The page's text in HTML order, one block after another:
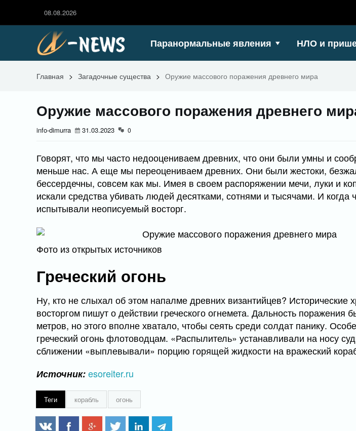
08.08.2026
Паранормальные явления НЛО и
Главная > Загадочные существа > Оружие массового поражения древнего мира
Оружие массового поражения древнего
info-dimurra 31.03.2023 0
Говорят, что мы часто недооцениваем древних, что они были умны и
меньше нас. А еще мы переоцениваем древних. Они были жестоки,
бессердечны, совсем как мы. Имея в своем распоряжении мечи, луки и
искали средства убивать людей десятками, сотнями и тысячами. И когда
испытывали неописуемый восторг.
Фото из открытых источников
Греческий огонь
Ну, кто не слыхал об этом напалме древних византийцев? Исторические
восторгом пишут о действии греческого огнемета. Дальность поражения
метров, но этого вполне хватало, чтобы сеять среди солдат панику.
греческий огонь флотоводцам. «Распылитель» устанавливали на носу
сближении «выплевывали» порцию горящей жидкости на вражеский
Источник:esoreiter.ru
Теги корабль огонь